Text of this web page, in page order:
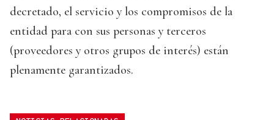
decretado, el servicio y los compromisos de la
entidad para con sus personas y terceros
(proveedores y otros grupos de interés) están
plenamente garantizados.